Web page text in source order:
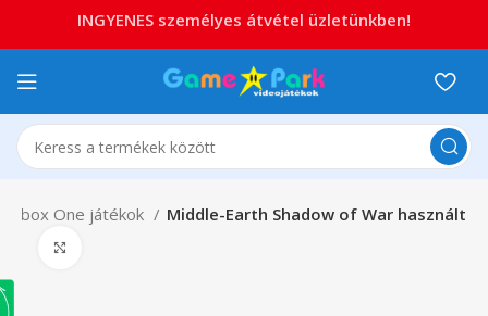
Xbox One játékok Middle-Earth Shadow of War használt
INGYENES személyes átvétel üzletünkben!